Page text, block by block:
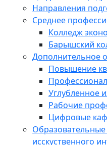
Направления
Среднее
Колледж
Барышский
Дополнительное
Повышение
Углубленное
Рабочие
Цифровые
исскуственного